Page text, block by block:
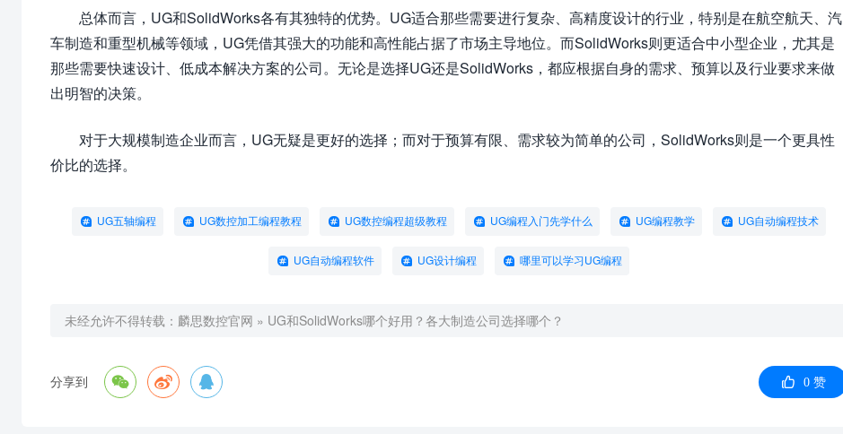
总体而言，UG和SolidWorks各有其独特的优势。UG适合那些需要进行复杂、高精度设计的行业，特别是在航空航天、汽
车制造和重型机械等领域，UG凭借其强大的功能和高性能占据了市场主导地位。而SolidWorks则更适合中小型企业，尤其是
那些需要快速设计、低成本解决方案的公司。无论是选择UG还是SolidWorks，都应根据自身的需求、预算以及行业要求来做
出明智的决策。
对于大规模制造企业而言，UG无疑是更好的选择；而对于预算有限、需求较为简单的公司，SolidWorks则是一个更具性
价比的选择。
UG五轴编程 UG数控加工编程教程 UG数控编程超级教程 UG编程入门先学什么 UG编程教学 UG自动编程技术
UG自动编程软件 UG设计编程 哪里可以学习UG编程
未经允许不得转载： 麟思数控官网 » UG和SolidWorks哪个好用？各大制造公司选择哪个？
分享到     0 赞